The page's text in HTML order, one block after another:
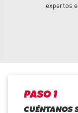
expertos
PASO 1
CUÉNTANOS